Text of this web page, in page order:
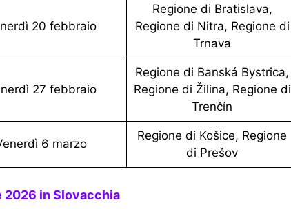
20 febbraio
Regione di Bratislava,
Regione di Nitra, Regione di
Trnava
27 febbraio
Regione di Banská Bystrica,
Regione di Žilina, Regione di
Trenčín
Venerdì 6 marzo
Regione di Košice, Regione
di Prešov
2026 in Slovacchia